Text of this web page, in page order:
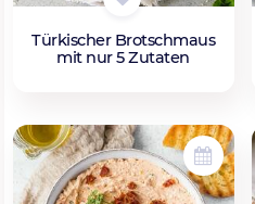
Türkischer Brotschmaus
mit nur 5 Zutaten